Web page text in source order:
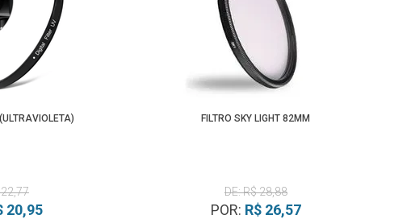
22,77
20,95
FILTRO SKY LIGHT 82MM
DE: R$ 28,88
POR: R$ 26,57